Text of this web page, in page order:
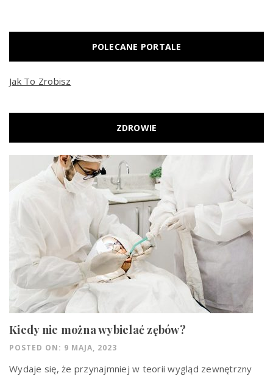
POLECANE PORTALE
Jak To Zrobisz
ZDROWIE
Kiedy nie można wybielać zębów?
POSTED ON: 9 MAJA, 2023
Wydaje się, że przynajmniej w teorii wygląd zewnętrzny